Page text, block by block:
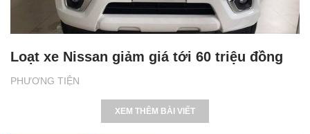
PHƯƠNG TIỆN
Loạt xe Nissan giảm giá tới 60 triệu đồng
XEM THÊM BÀI VIẾT